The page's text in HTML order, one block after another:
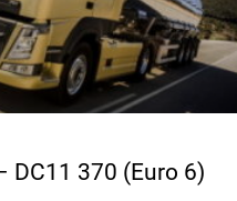
DC11 370 (Euro 6)